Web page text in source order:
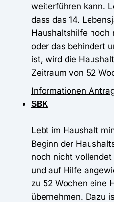
weiterführen kann.
dass das 14.
Haushaltshilfe noch
oder das behindert
ist, wird die
Zeitraum von 52
Informationen
SBK
Lebt im Haushalt
Beginn der
noch nicht
und auf Hilfe
zu 52 Wochen eine
übernehmen. Dazu